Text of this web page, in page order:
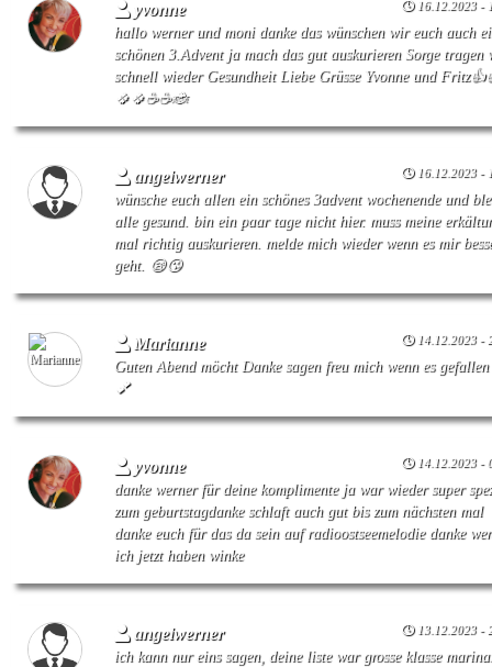
yvonne 16.12.2023 -
hallo werner und moni danke das wünschen wir euch auch
schönen 3.Advent ja mach das gut auskurieren Sorge tragen
schnell wieder Gesundheit Liebe Grüsse Yvonne und
🍀🍀☕☕🐞
angelwerner 16.12.2023 -
wünsche euch allen ein schönes 3advent wochenende und
alle gesund. bin ein paar tage nicht hier. muss meine
mal richtig auskurieren. melde mich wieder wenn es mir
geht. 😪😘
Marianne 14.12.2023 -
Guten Abend möcht Danke sagen freu mich wenn es
💕
yvonne 14.12.2023 -
danke werner für deine komplimente ja war wieder super
zum geburtstagdanke schlaft auch gut bis zum nächsten mal
danke euch für das da sein auf radioostseemelodie danke
ich jetzt haben winke
angelwerner 13.12.2023 -
ich kann nur eins sagen, deine liste war grosse klasse